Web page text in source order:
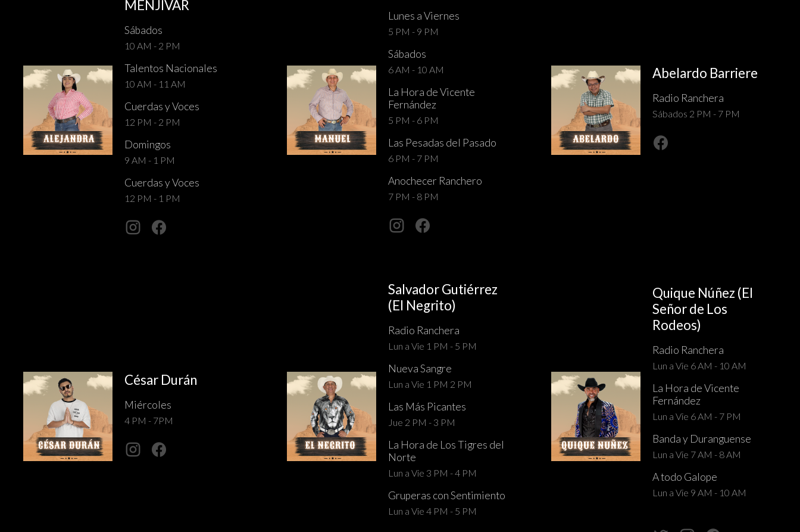
MENJÍVAR
Sábados
10 AM - 2 PM
Talentos Nacionales
10 AM - 11 AM
Cuerdas y Voces
12 PM - 2 PM
Domingos
9 AM - 1 PM
Cuerdas y Voces
12 PM - 1 PM
Lunes a Viernes
5 PM - 9 PM
Sábados
6 AM - 10 AM
La Hora de Vicente
Fernández
5 PM - 6 PM
Las Pesadas del Pasado
6 PM - 7 PM
Anochecer Ranchero
7 PM - 8 PM
Abelardo Barriere
Radio Ranchera
Sábados 2 PM - 7 PM
César Durán
Miércoles
4 PM - 7PM
Salvador Gutiérrez
(El Negrito)
Radio Ranchera
Lun a Vie 1 PM - 5 PM
Nueva Sangre
Lun a Vie 1 PM 2 PM
Las Más Picantes
Jue 2 PM - 3 PM
La Hora de Los Tigres del
Norte
Lun a Vie 3 PM - 4 PM
Gruperas con Sentimiento
Lun a Vie 4 PM - 5 PM
Quique Núñez (El
Señor de Los
Rodeos)
Radio Ranchera
Lun a Vie 6 AM - 10 AM
La Hora de Vicente
Fernández
Lun a Vie 6 AM - 7 PM
Banda y Duranguense
Lun a Vie 7 AM - 8 AM
A todo Galope
Lun a Vie 9 AM - 10 AM